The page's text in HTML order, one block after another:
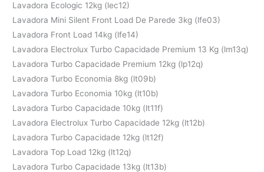
Lavadora Ecologic 12kg (lec12)
Lavadora Mini Silent Front Load De Parede 3kg (lfe03)
Lavadora Front Load 14kg (lfe14)
Lavadora Electrolux Turbo Capacidade Premium 13 Kg (lm13q)
Lavadora Turbo Capacidade Premium 12kg (lp12q)
Lavadora Turbo Economia 8kg (lt09b)
Lavadora Turbo Economia 10kg (lt10b)
Lavadora Turbo Capacidade 10kg (lt11f)
Lavadora Electrolux Turbo Capacidade 12kg (lt12b)
Lavadora Turbo Capacidade 12kg (lt12f)
Lavadora Top Load 12kg (lt12q)
Lavadora Turbo Capacidade 13kg (lt13b)